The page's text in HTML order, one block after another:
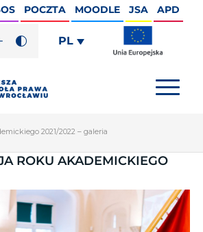
POCZTA MOODLE JSA APD
PL
2021/2022 – galeria
ROKU AKADEMICKIEGO